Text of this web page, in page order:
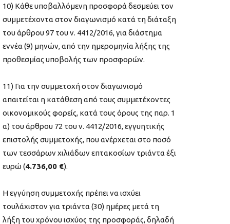
10) Κάθε υποβαλλόμενη προσφορά δεσμεύει τον
συμμετέχοντα στον διαγωνισμό κατά τη διάταξη
του άρθρου 97 του ν. 4412/2016, για διάστημα
εννέα (9) μηνών, από την ημερομηνία λήξης της
προθεσμίας υποβολής των προσφορών.
11) Για την συμμετοχή στον διαγωνισμό
απαιτείται η κατάθεση από τους συμμετέχοντες
οικονομικούς φορείς, κατά τους όρους της παρ. 1
α) του άρθρου 72 του ν. 4412/2016, εγγυητικής
επιστολής συμμετοχής, που ανέρχεται στο ποσό
των τεσσάρων χιλιάδων επτακοσίων τριάντα έξι
ευρώ (4.736,00 €).
Η εγγύηση συμμετοχής πρέπει να ισχύει
τουλάχιστον για τριάντα (30) ημέρες μετά τη
λήξη του χρόνου ισχύος της προσφοράς, δηλαδή